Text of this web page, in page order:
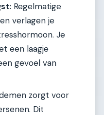
Regelmatige
verlagen je
Je
een laagje
gevoel van
zorgt voor
Dit